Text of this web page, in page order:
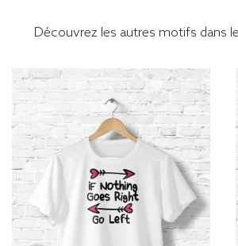
Découvrez les autres motifs dans